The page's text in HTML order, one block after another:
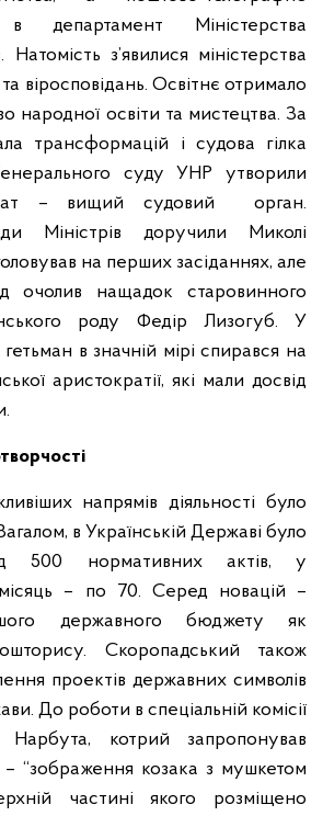
в департамент Міністерства
Натомість з’явилися міністерства
віросповідань. Освітнє отримало
народної освіти та мистецтва. За
трансформацій і судова гілка
суду УНР утворили
– вищий судовий орган.
Міністрів доручили Миколі
на перших засіданнях, але
очолив нащадок старовинного
роду Федір Лизогуб. У
гетьман в значній мірі спирався на
аристократії, які мали досвід
напрямів діяльності було
в Українській Державі було
500 нормативних актів, у
– по 70. Серед новацій –
державного бюджету як
Скоропадський також
проектів державних символів
До роботи в спеціальній комісії
Нарбута, котрий запропонував
“зображення козака з мушкетом
частині якого розміщено